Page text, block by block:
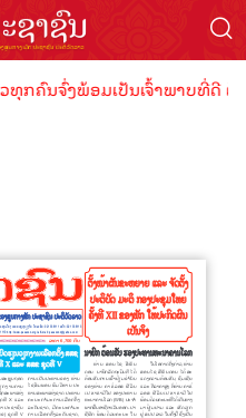
ກຄົນຈົ່ງພ້ອມເປັນເຈົ້າພາບທີ່ດີ